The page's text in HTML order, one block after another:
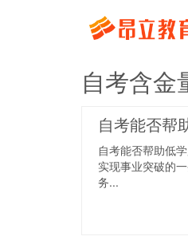
自考含金
自考能否帮
自考能否帮助低
实现事业突破的
务...